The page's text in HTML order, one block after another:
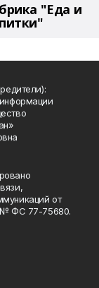
"Еда и
от
№ ФС 77-75680.